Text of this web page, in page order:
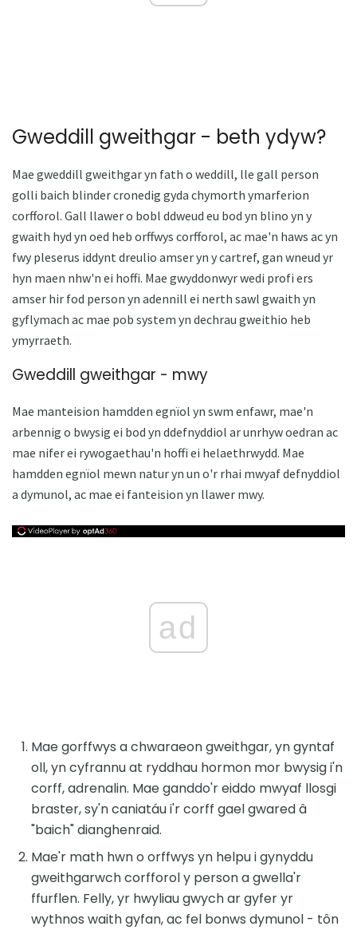
Gweddill gweithgar - beth ydyw?
Mae gweddill gweithgar yn fath o weddill, lle gall person
golli baich blinder cronedig gyda chymorth ymarferion
corfforol. Gall llawer o bobl ddweud eu bod yn blino yn y
gwaith hyd yn oed heb orffwys corfforol, ac mae'n haws ac yn
fwy pleserus iddynt dreulio amser yn y cartref, gan wneud yr
hyn maen nhw'n ei hoffi. Mae gwyddonwyr wedi profi ers
amser hir fod person yn adennill ei nerth sawl gwaith yn
gyflymach ac mae pob system yn dechrau gweithio heb
ymyrraeth.
Gweddill gweithgar - mwy
Mae manteision hamdden egnïol yn swm enfawr, mae'n
arbennig o bwysig ei bod yn ddefnyddiol ar unrhyw oedran ac
mae nifer ei rywogaethau'n hoffi ei helaethrwydd. Mae
hamdden egnïol mewn natur yn un o'r rhai mwyaf defnyddiol
a dymunol, ac mae ei fanteision yn llawer mwy.
ad
Mae gorffwys a chwaraeon gweithgar, yn gyntaf
oll, yn cyfrannu at ryddhau hormon mor bwysig i'n
corff, adrenalin. Mae ganddo'r eiddo mwyaf llosgi
braster, sy'n caniatáu i'r corff gael gwared â
"baich" dianghenraid.
Mae'r math hwn o orffwys yn helpu i gynyddu
gweithgarwch corfforol y person a gwella'r
ffurflen. Felly, yr hwyliau gwych ar gyfer yr
wythnos waith gyfan, ac fel bonws dymunol - tôn